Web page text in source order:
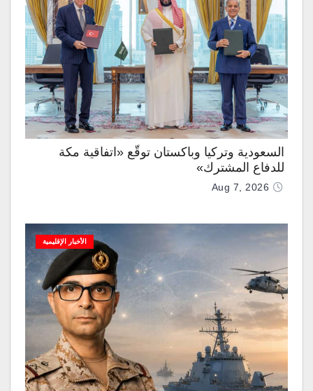
السعودية وتركيا وباكستان توقّع «اتفاقية مكة
للدفاع المشترك»
Aug 7, 2026
الأخبار الإقليمية